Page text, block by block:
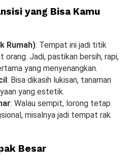
yang Bisa Kamu
Rumah): Tempat ini jadi titik
orang. Jadi, pastikan bersih, rapi,
yang menyenangkan.
: Bisa dikasih lukisan, tanaman
yang estetik.
: Walau sempit, lorong tetap
misalnya jadi tempat rak
Besar